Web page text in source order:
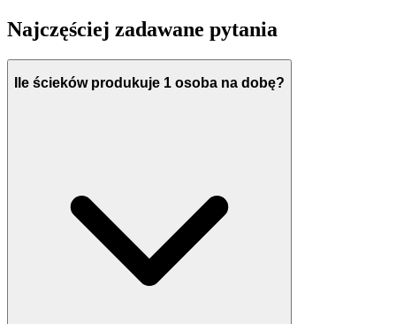
Najczęściej zadawane pytania
Ile ścieków produkuje 1 osoba na dobę?